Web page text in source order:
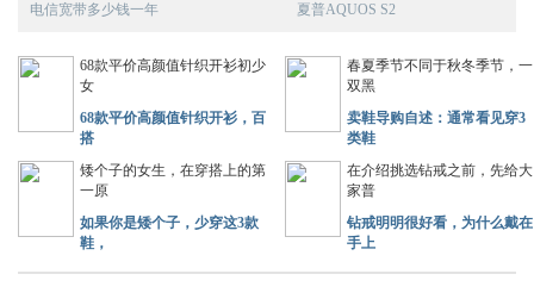
电信宽带多少钱一年
夏普AQUOS S2
68款平价高颜值针织开衫初少
女
68款平价高颜值针织开衫，百
搭
春夏季节不同于秋冬季节，一
双黑
卖鞋导购自述：通常看见穿3
类鞋
矮个子的女生，在穿搭上的第
一原
如果你是矮个子，少穿这3款
鞋，
在介绍挑选钻戒之前，先给大
家普
钻戒明明很好看，为什么戴在
手上